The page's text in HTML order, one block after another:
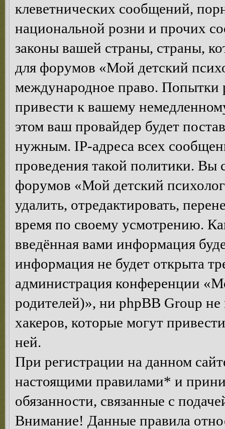
клеветнических сообщений,
национальной розни и прочих
законы вашей страны, страны,
для форумов «Мой детский
международное право. Попытки
привести к вашему
этом ваш провайдер будет
нужным. IP-адреса всех
проведения такой политики. Вы
форумов «Мой детский
удалить, отредактировать,
время по своему усмотрению.
введённая вами информация
информация не будет открыта
администрация конференции
родителей)», ни phpBB Group не
хакеров, которые могут
ней.
При регистрации на данном
настоящими правилами* и
обязанности, связанные с
Внимание! Данные правила